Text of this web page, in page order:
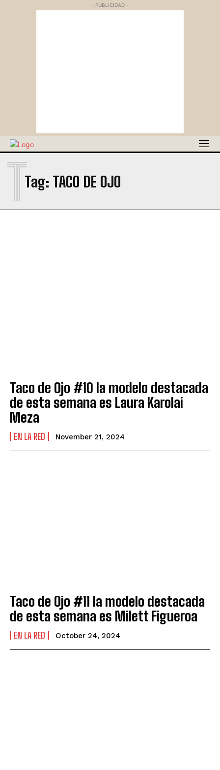
- PUBLICIDAD -
Tag: TACO DE OJO
T
Taco de Ojo #10 la modelo destacada
de esta semana es Laura Karolai
Meza
EN LA RED November 21, 2024
Taco de Ojo #11 la modelo destacada
de esta semana es Milett Figueroa
EN LA RED October 24, 2024